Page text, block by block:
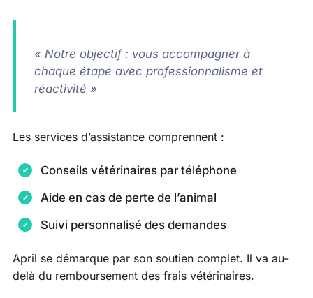
« Notre objectif : vous accompagner à
chaque étape avec professionnalisme et
réactivité »
Les services d’assistance comprennent :
Conseils vétérinaires par téléphone
Aide en cas de perte de l’animal
Suivi personnalisé des demandes
April se démarque par son soutien complet. Il va au-
delà du remboursement des frais vétérinaires.